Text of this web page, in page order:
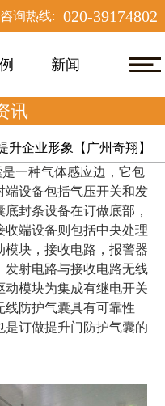
咨询热线: 020-39174802
新闻
讯
企业形象【广州奇翔】
是一种气体感应边，它包
端设备包括气压开关和发
封条设备在订做底部，
端设备则包括中央处理
块，接收电路，报警器
发射电路与接收电路无线
动模块为集成有继电开关
线防护气囊具有可靠性
订做提升门防护气囊的